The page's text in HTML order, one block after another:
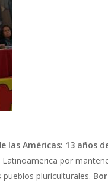
las Américas: 13 años
por
pluriculturales.